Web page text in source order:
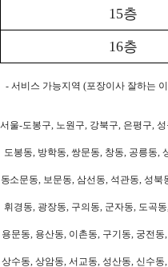
15층
16층
- 서비스 가능지역 (포장이사 잘하는
서울-도봉구, 노원구, 강북구, 은평구,
도봉동, 방학동, 쌍문동, 창동, 공릉동,
동소문동, 보문동, 삼선동, 석관동, 성
휘경동, 광장동, 구의동, 군자동, 도곡
용문동, 용산동, 이촌동, 구기동, 궁전
상수동, 상암동, 서교동, 성산동, 신수